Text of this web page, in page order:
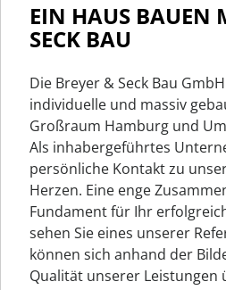
EIN HAUS BAUEN
SECK BAU
Die Breyer & Seck Bau
individuelle und massiv
Großraum Hamburg und
Als inhabergeführtes
persönliche Kontakt zu
Herzen. Eine enge
Fundament für Ihr
sehen Sie eines unserer
können sich anhand der
Qualität unserer Leistungen